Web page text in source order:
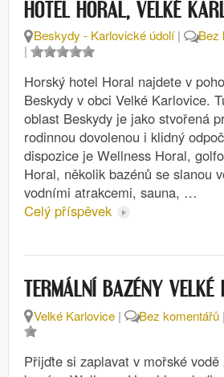
HOTEL HORAL, VELKÉ
Beskydy - Karlovické údolí|
Bez
|
Horský hotel Horal najdete v
Beskydy v obci Velké Karlovice.
oblast Beskydy je jako stvořená
rodinnou dovolenou i klidný
dispozice je Wellness Horal,
Horal, několik bazénů se slanou
vodními atrakcemi, sauna, …
Celý příspěvek
TERMÁLNÍ BAZÉNY VELKÉ
Velké Karlovice | Bez komentářů |
Přijďte si zaplavat v mořské vodě